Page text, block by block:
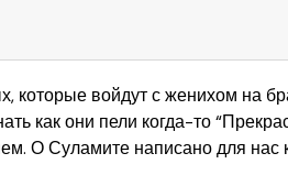
которые войдут с женихом на
как они пели когда-то
О Суламите написано для нас